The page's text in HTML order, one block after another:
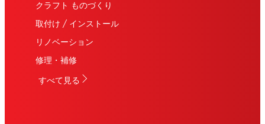
カラフルで個性的なビンテージ風モザイクウォールク
ロック
クラフト ものづくり
取付け / インストール
リノベーション
修理・補修
すべて見る